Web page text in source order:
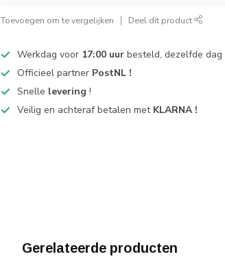
Toevoegen om te vergelijken Deel dit product
Werkdag voor 17:00 uur besteld, dezelfde dag
Officieel partner PostNL !
Snelle levering !
Veilig en achteraf betalen met KLARNA !
Gerelateerde producten